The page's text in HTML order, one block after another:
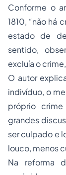
Conforme o
1810, “não há
estado de
sentido,
excluía o crime,
O autor
indivíduo, o
próprio
grandes
ser culpado e
louco, menos
Na reforma